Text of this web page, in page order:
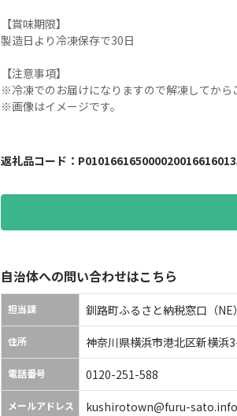
【賞味期限】
製造日より冷凍保存で30日
【注意事項】
※冷凍でのお届けになりますので解凍してから
※画像はイメージです。
返礼品コード：
自治体への問い合わせはこちら
担当課 釧路町ふるさと納税窓口（NE）
住所 神奈川県横浜市港北区新横浜
電話番号 0120-251-588
メールアドレス kushirotown@furu-sato.info